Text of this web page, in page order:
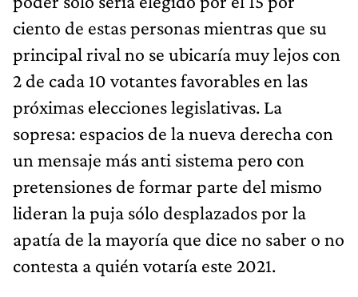
ciento de estas personas mientras que su
principal rival no se ubicaría muy lejos con
2 de cada 10 votantes favorables en las
próximas elecciones legislativas. La
sopresa: espacios de la nueva derecha con
un mensaje más anti sistema pero con
pretensiones de formar parte del mismo
lideran la puja sólo desplazados por la
apatía de la mayoría que dice no saber o no
contesta a quién votaría este 2021.